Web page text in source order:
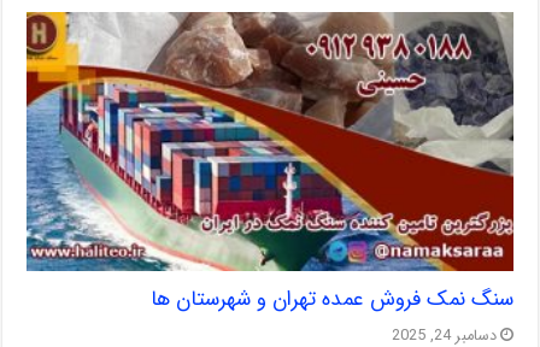
سنگ نمک فروش عمده تهران و شهرستان ها
دسامبر 24, 2025